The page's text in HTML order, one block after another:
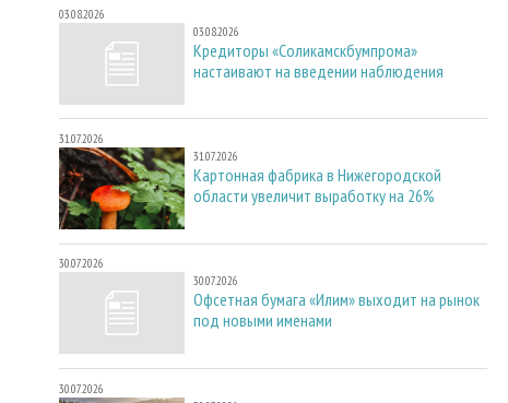
03.08.2026
03.08.2026
Кредиторы «Соликамскбумпрома»
настаивают на введении наблюдения
31.07.2026
31.07.2026
Картонная фабрика в Нижегородской
области увеличит выработку на 26%
30.07.2026
30.07.2026
Офсетная бумага «Илим» выходит на рынок
под новыми именами
30.07.2026